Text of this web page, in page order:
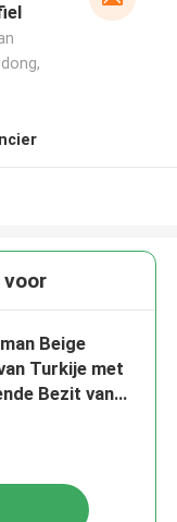
Beige
Turkije met
Bezit van